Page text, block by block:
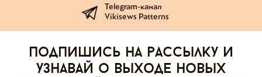
Telegram-канал
Vikisews Patterns
Подпишись на рассылку и
узнавай о выходе новых